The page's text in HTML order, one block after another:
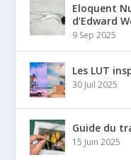
Eloquent
d’Edward
9 Sep 2025
Les LUT
30 Juil 2025
Guide du
15 Juin 2025